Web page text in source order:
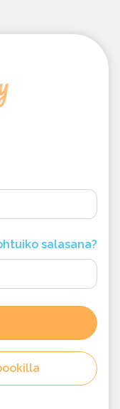
salasana?